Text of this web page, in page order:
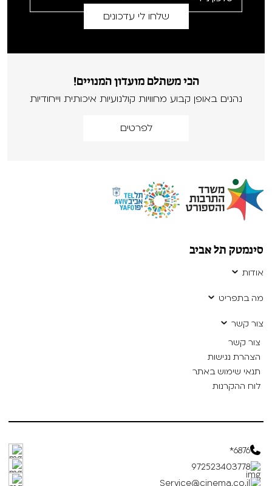
הכי משתלם מועדון המנויים!
נהנים באופן קבוע מחוויות קולנועיות איכותית וייחודיות
לפרטים
סינמטק תל אביב
אודות
מה בתפריט
צור קשר
צור קשר
הצהרת נגישות
תנאי שימוש באתר
לוח ההקרנות
6876*
972523403778
Service@cinema.co.il